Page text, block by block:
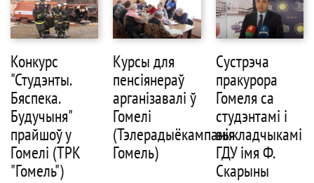
Конкурс
"Студэнты.
Бяспека.
Будучыня"
прайшоў у
Гомелі (ТРК
"Гомель")
Курсы для
пенсіянераў
арганізавалі ў
Гомелі
(Тэлерадыёкампанія
Гомель)
Сустрэча
пракурора
Гомеля са
студэнтамі і
выкладчыкамі
ГДУ імя Ф.
Скарыны